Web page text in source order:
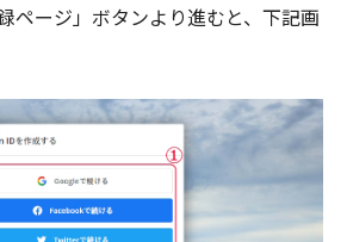
ページ」ボタンより進むと、下記画